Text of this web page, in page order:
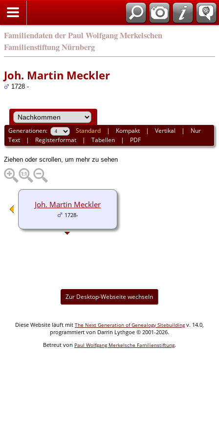
Familiendaten der Paul Wolfgang Merkelschen
Familienstiftung Nürnberg
Joh. Martin Meckler
1728 -
Generationen: Standard | Kompakt |Vertikal | Nur
Text | Registerformat |Tabellen | PDF
Ziehen oder scrollen, um mehr zu sehen
Joh. Martin Meckler
1728-
Zur Desktop-Webseite wechseln
Diese Website läuft mit The Next Generation of Genealogy Sitebuildingv. 14.0,
programmiert von Darrin Lythgoe © 2001-2026.
Betreut von Paul Wolfgang Merkelsche Familienstiftung.